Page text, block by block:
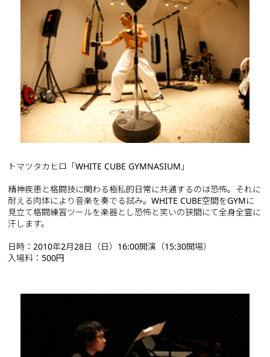
トマツタカヒロ「WHITE CUBE GYMNASIUM」
精神疾患と格闘技に関わる極私的日常に共通するのは恐怖。それに
耐える肉体により音楽を奏でる試み。WHITE CUBE空間をGYMに
見立て格闘練習ツールを楽器とし恐怖と笑いの狭間にて全身全霊に
汗します。
日時：2010年2月28日（日）16:00開演（15:30開場）
入場料：500円